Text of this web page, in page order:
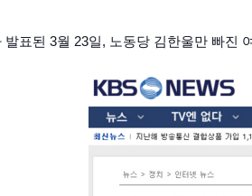
발표된 3월 23일, 노동당 김한울만 빠진